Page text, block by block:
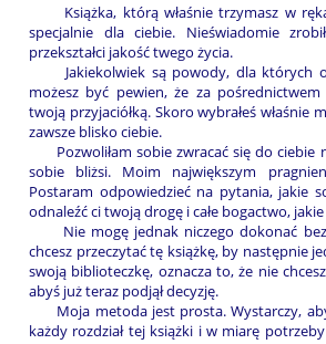
Książka, którą właśnie trzymasz w
specjalnie dla ciebie. Nieświadomie
przekształci jakość twego życia.
Jakiekolwiek są powody, dla których
możesz być pewien, że za
twoją przyjaciółką. Skoro wybrałeś właśnie
zawsze blisko ciebie.
Pozwoliłam sobie zwracać się do ciebie
sobie bliżsi. Moim największym
Postaram odpowiedzieć na pytania, jakie
odnaleźć ci twoją drogę i całe bogactwo,
Nie mogę jednak niczego dokonać bez
chcesz przeczytać tę książkę, by następnie
swoją biblioteczkę, oznacza to, że nie
abyś już teraz podjął decyzję.
Moja metoda jest prosta. Wystarczy,
każdy rozdział tej książki i w miarę